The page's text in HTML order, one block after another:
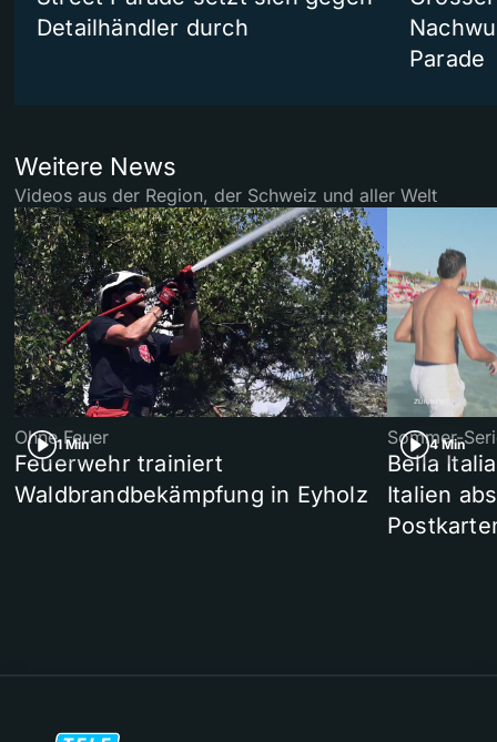
Detailhändler durch
Parade
Weitere News
Videos aus der Region, der Schweiz und aller Welt
1 Min
Ohne Feuer
Feuerwehr trainiert
Waldbrandbekämpfung in Eyholz
4 Min
Sommer-
Bella
Italien